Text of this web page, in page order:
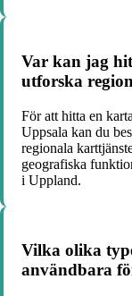
Var kan jag
utforska
För att hitta en
Uppsala kan du
regionala
geografiska
i Uppland.
Vilka olika
användbara